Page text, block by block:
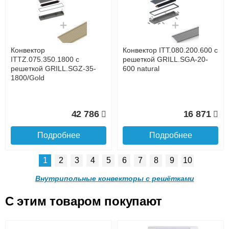
до подъезда
услуга платная
с решеткой GRILL.LGA-20-
1400 brown
28 842
Подробнее
с решеткой GRILL.LGA-20-
1300 brown
27 253
Конвектор ITT.090.200.1200
с решеткой GRILL.LGA-20-
1200 brown
Конвектор ITT.090.200.1100
с решеткой GRILL.LGA-20-
1100 brown
Конвектор
ITTZ.075.350.1800 с
решеткой GRILL.SGZ-35-
1800/Gold
42 786
Подробнее
Конвектор ITT.080.200.600 с
решеткой GRILL.SGA-20-
600 natural
16 871
Подробнее
1 2 3 4 5 6 7 8 9 10
Внутрипольные конвекторы с решётками
C этим товаром покупают